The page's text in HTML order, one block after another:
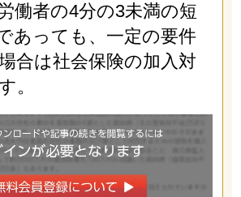
働者の4分の3未満の短
あっても、一定の要件
合は社会保険の加入対
。